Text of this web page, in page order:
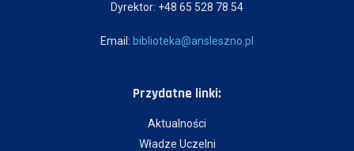
Dyrektor: +48 65 528 78 54
Email: biblioteka@ansleszno.pl
Przydatne linki:
Aktualności
Władze Uczelni